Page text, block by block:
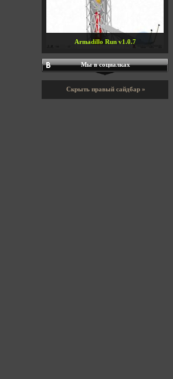
Armadillo Run v1.0.7
Мы в социалках
Скрыть правый сайдбар »